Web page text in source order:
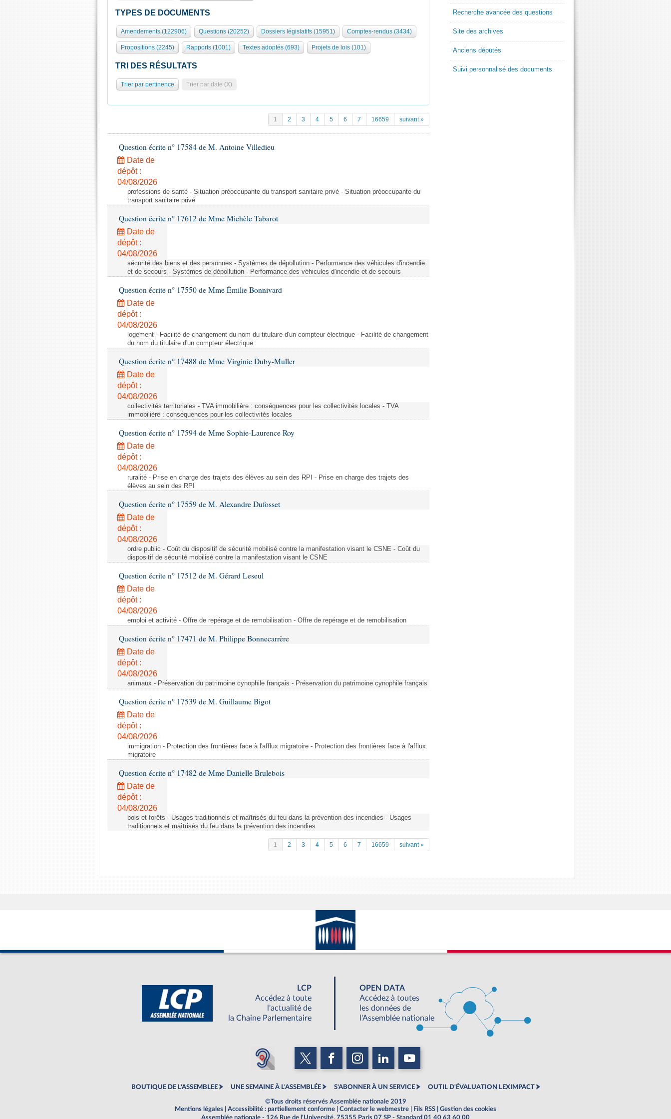
TYPES DE DOCUMENTS
Amendements (122906) Questions (20252) Dossiers législatifs (15951) Comptes-rendus (3434)
Propositions (2245) Rapports (1001) Textes adoptés (693) Projets de lois (101)
TRI DES RÉSULTATS
Trier par pertinence Trier par date (X)
1 2 3 4 5 6 7 16659 suivant »
Question écrite n° 17584 de M. Antoine Villedieu
Date de
dépôt :
04/08/2026
professions de santé - Situation préoccupante du transport sanitaire privé - Situation préoccupante du
transport sanitaire privé
Question écrite n° 17612 de Mme Michèle Tabarot
Date de
dépôt :
04/08/2026
sécurité des biens et des personnes - Systèmes de dépollution - Performance des véhicules d'incendie
et de secours - Systèmes de dépollution - Performance des véhicules d'incendie et de secours
Question écrite n° 17550 de Mme Émilie Bonnivard
Date de
dépôt :
04/08/2026
logement - Facilité de changement du nom du titulaire d'un compteur électrique - Facilité de changement
du nom du titulaire d'un compteur électrique
Question écrite n° 17488 de Mme Virginie Duby-Muller
Date de
dépôt :
04/08/2026
collectivités territoriales - TVA immobilière : conséquences pour les collectivités locales - TVA
immobilière : conséquences pour les collectivités locales
Question écrite n° 17594 de Mme Sophie-Laurence Roy
Date de
dépôt :
04/08/2026
ruralité - Prise en charge des trajets des élèves au sein des RPI - Prise en charge des trajets des
élèves au sein des RPI
Question écrite n° 17559 de M. Alexandre Dufosset
Date de
dépôt :
04/08/2026
ordre public - Coût du dispositif de sécurité mobilisé contre la manifestation visant le CSNE - Coût du
dispositif de sécurité mobilisé contre la manifestation visant le CSNE
Question écrite n° 17512 de M. Gérard Leseul
Date de
dépôt :
04/08/2026
emploi et activité - Offre de repérage et de remobilisation - Offre de repérage et de remobilisation
Question écrite n° 17471 de M. Philippe Bonnecarrère
Date de
dépôt :
04/08/2026
animaux - Préservation du patrimoine cynophile français - Préservation du patrimoine cynophile français
Question écrite n° 17539 de M. Guillaume Bigot
Date de
dépôt :
04/08/2026
immigration - Protection des frontières face à l'afflux migratoire - Protection des frontières face à l'afflux
migratoire
Question écrite n° 17482 de Mme Danielle Brulebois
Date de
dépôt :
04/08/2026
bois et forêts - Usages traditionnels et maîtrisés du feu dans la prévention des incendies - Usages
traditionnels et maîtrisés du feu dans la prévention des incendies
1 2 3 4 5 6 7 16659 suivant »
Recherche avancée des questions
Site des archives
Anciens députés
Suivi personnalisé des documents
LCP
Accédez à toute
l'actualité de
la Chaine Parlementaire
OPEN DATA
Accédez à toutes
les données de
l'Assemblée nationale
BOUTIQUE DE L'ASSEMBLEE UNE SEMAINE À L'ASSEMBLÉE S'ABONNER À UN SERVICE OUTIL D'ÉVALUATION LEXIMPACT
©Tous droits réservés Assemblée nationale 2019
Mentions légales
Accessibilité : partiellement conforme Contacter le webmestre Fils RSS
Gestion des cookies
Assemblée nationale - 126 Rue de l'Université, 75355 Paris 07 SP - Standard 01 40 63 60 00